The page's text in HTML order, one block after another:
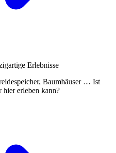
Erlebnisse
Baumhäuser … Ist
hier erleben kann?